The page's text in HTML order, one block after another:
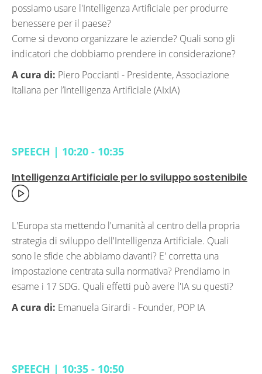
possiamo usare l'Intelligenza Artificiale per produrre
benessere per il paese?
Come si devono organizzare le aziende? Quali sono gli
indicatori che dobbiamo prendere in considerazione?
A cura di: Piero Poccianti - Presidente, Associazione
Italiana per l’Intelligenza Artificiale (AIxIA)
SPEECH | 10:20 - 10:35
Intelligenza Artificiale per lo sviluppo sostenibile
L'Europa sta mettendo l'umanità al centro della propria
strategia di sviluppo dell'Intelligenza Artificiale. Quali
sono le sfide che abbiamo davanti? E' corretta una
impostazione centrata sulla normativa? Prendiamo in
esame i 17 SDG. Quali effetti può avere l'IA su questi?
A cura di: Emanuela Girardi - Founder, POP IA
SPEECH | 10:35 - 10:50